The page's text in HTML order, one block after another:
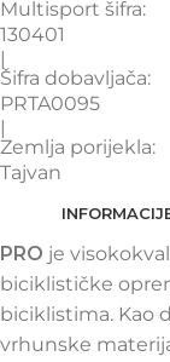
Multisport šifra:
130401
Šifra dobavljača:
PRTA0095
Zemlja porijekla:
Tajvan
PRO je
biciklističke
biciklistima. Kao
vrhunske